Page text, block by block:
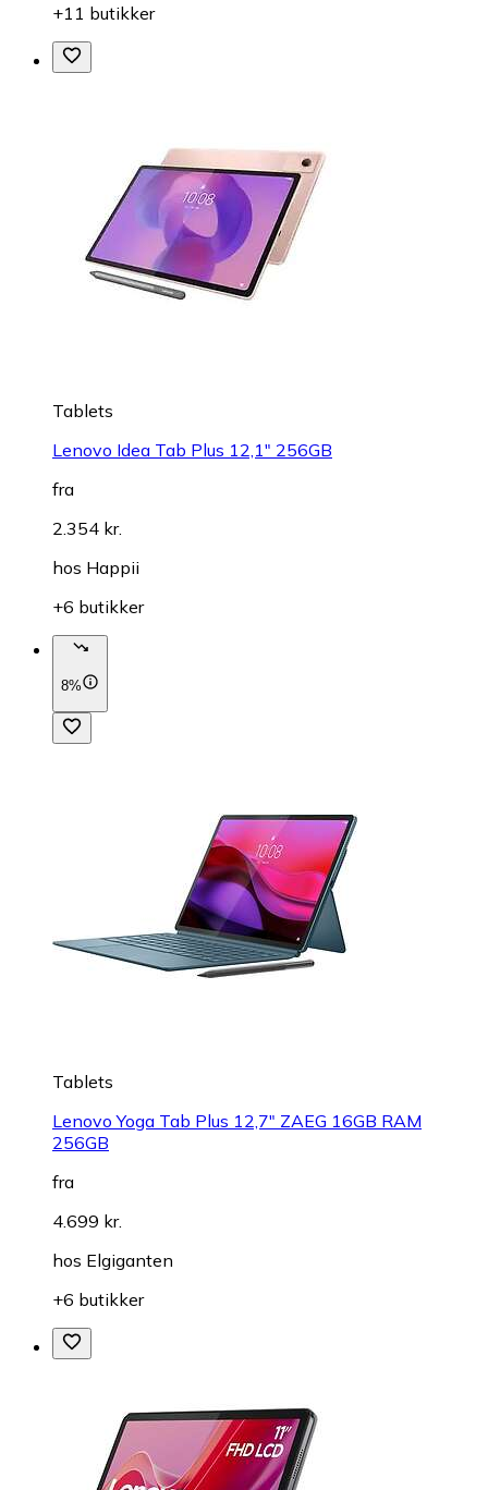
+11 butikker
Tablets
Lenovo Idea Tab Plus 12,1" 256GB
fra
2.354 kr.
hos Happii
+6 butikker
8%
Tablets
Lenovo Yoga Tab Plus 12,7" ZAEG 16GB RAM
256GB
fra
4.699 kr.
hos Elgiganten
+6 butikker